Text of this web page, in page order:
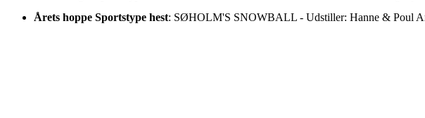
Årets hoppe Sportstype hest: SØHOLM'S SNOWBALL - Udstiller: Hanne & Poul